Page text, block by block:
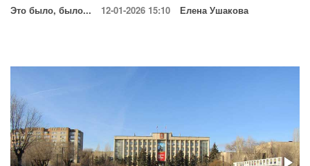
Это было, было... 12-01-2026 15:10 Елена Ушакова